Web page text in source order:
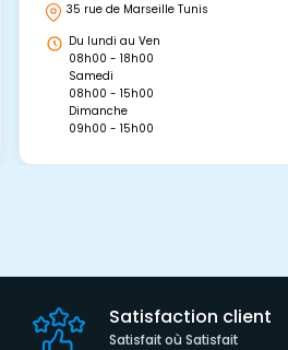
35 rue de Marseille Tunis
Du lundi au Ven
08h00 - 18h00
Samedi
08h00 - 15h00
Dimanche
09h00 - 15h00
Satisfaction client
Satisfait où Satisfait